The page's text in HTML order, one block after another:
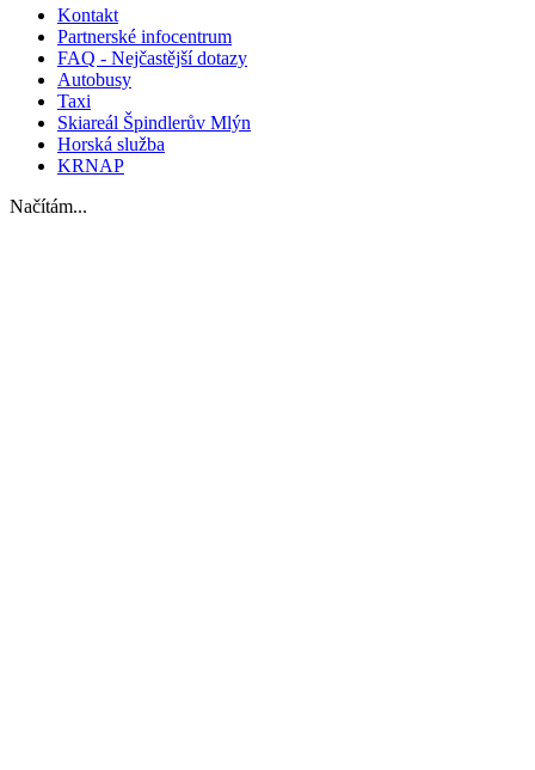
Kontakt
Partnerské infocentrum
FAQ - Nejčastější dotazy
Autobusy
Taxi
Skiareál Špindlerův Mlýn
Horská služba
KRNAP
Načítám...